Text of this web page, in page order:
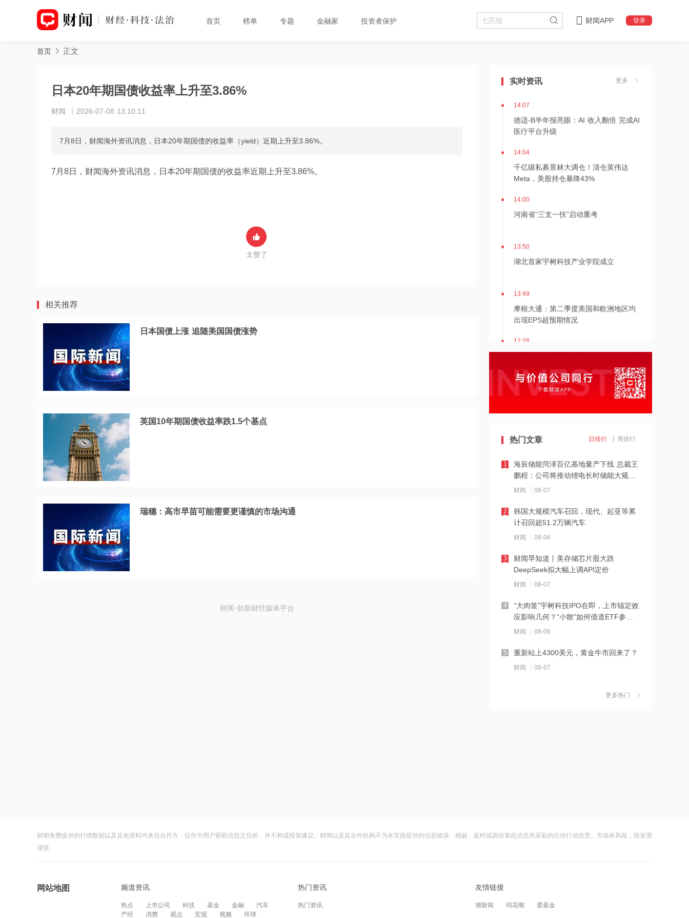
首页 榜单 专题 金融家 投资者保护 财闻APP 登录
首页 正文
日本20年期国债收益率上升至3.86%
财闻 2026-07-08 13:10:11
7月8日，财闻海外资讯消息，日本20年期国债的收益率（yield）近期上升至3.86%。
7月8日，财闻海外资讯消息，日本20年期国债的收益率近期上升至3.86%。
太赞了
相关推荐
日本国债上涨 追随美国国债涨势
英国10年期国债收益率跌1.5个基点
瑞穗：高市早苗可能需要更谨慎的市场沟通
财闻·创新财经媒体平台
实时资讯 更多
14:07
德适-B半年报亮眼：AI 收入翻倍 完成AI
医疗平台升级
14:04
千亿级私募景林大调仓！清仓英伟达
Meta，美股持仓暴降43%
14:00
河南省“三支一扶”启动重考
13:50
湖北首家宇树科技产业学院成立
13:49
摩根大通：第二季度美国和欧洲地区均
出现EPS超预期情况
12:28
杭台高铁温玉段开通运营
12:27
贝森特称霍尔木兹海峡将逐步失去战略
重要性
机构：本轮底部已现，后市看涨
12:23
2026年8月票房破15亿
12:22
特朗普说很多人称他是最伟大总统之一
12:21
新兴产业新设企业40万户 上半年全国经
营主体发展数据发布
12:20
消息人士：马斯克拒绝让乌克兰用“星
链”打击俄境内目标
12:20
战略合作协议
11:08
热门文章 日排行 周排行
海辰储能菏泽百亿基地量产下线 总裁王
鹏程：公司将推动锂电长时储能大规模
交付
财闻 08-07
1
韩国大规模汽车召回，现代、起亚等累
计召回超51.2万辆汽车
财闻 08-06
2
财闻早知道丨美存储芯片股大跌
DeepSeek拟大幅上调API定价
财闻 08-07
3
“大肉签”宇树科技IPO在即，上市锚定效
应影响几何？“小散”如何借道ETF参
与？
财闻 08-06
4
重新站上4300美元，黄金牛市回来了？
财闻 08-07
5
四成？公司回应：设备还在安装中，谈
更多热门
财闻免费提供的行情数据以及其他资料均来自合作方，仅作为用户获取信息之目的，并不构成投资建议。财闻以及其合作机构不为本页面提供的信息错误、残缺、延时或因依靠此信息所采取的任何行动负责。市场有风险，投资需
谨慎。
网站地图 频道资讯
热点 上市公司 科技 基金 金融
汽车
产经
消费 观点 宏观 视频 环球
热门资讯
热门资讯
友情链接
潮新闻 同花顺 爱基金